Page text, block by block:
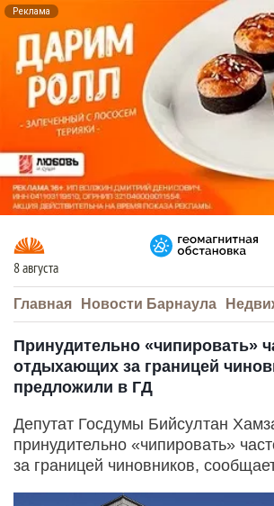
Реклама
8 августа
Главная Новости Барнаула
Принудительно «чипировать»
отдыхающих за границей
предложили в ГД
Депутат Госдумы Бийсултан
принудительно «чипировать»
за границей чиновников,